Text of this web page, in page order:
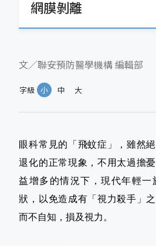
網膜剝離
文／聯安預防醫學機構 編輯部
字級 小 中 大
眼科常見的「飛蚊症」，雖然
退化的正常現象，不用太過擔
益增多的情況下，現代年輕一
狀，以免造成有「視力殺手」
而不自知，損及視力。